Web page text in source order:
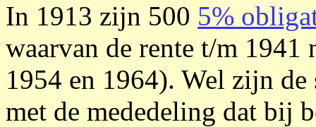
In 1913 zijn 500 5%
waarvan de rente t/m 1941
1954 en 1964). Wel zijn
met de mededeling dat bij